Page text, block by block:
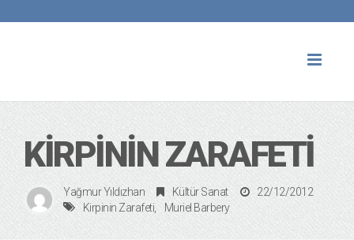
KIRPININ ZARAFETI
Yağmur Yıldızhan Kültür Sanat
22/12/2012
Kirpinin Zarafeti
Muriel Barbery